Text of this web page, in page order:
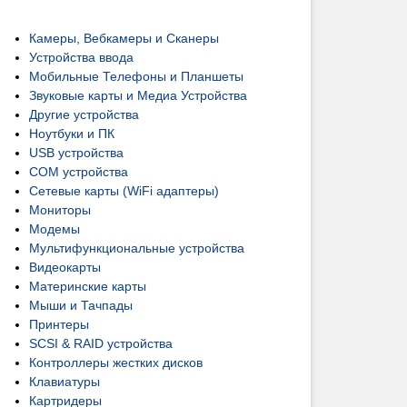
Камеры, Вебкамеры и Сканеры
Устройства ввода
Мобильные Телефоны и Планшеты
Звуковые карты и Медиа Устройства
Другие устройства
Ноутбуки и ПК
USB устройства
COM устройства
Сетевые карты (WiFi адаптеры)
Мониторы
Модемы
Мультифункциональные устройства
Видеокарты
Материнские карты
Мыши и Тачпады
Принтеры
SCSI & RAID устройства
Контроллеры жестких дисков
Клавиатуры
Картридеры